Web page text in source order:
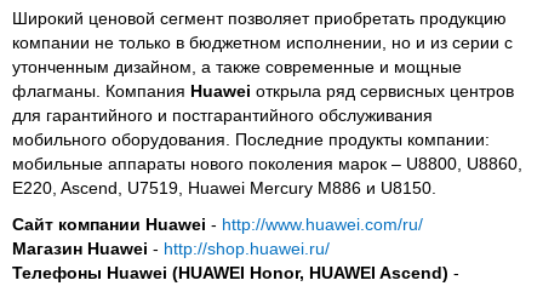
Широкий ценовой сегмент позволяет приобретать продукцию
компании не только в бюджетном исполнении, но и из серии с
утонченным дизайном, а также современные и мощные
флагманы. Компания Huawei открыла ряд сервисных центров
для гарантийного и постгарантийного обслуживания
мобильного оборудования. Последние продукты компании:
мобильные аппараты нового поколения марок – U8800, U8860,
E220, Ascend, U7519, Huawei Mercury M886 и U8150.
Сайт компании Huawei - http://www.huawei.com/ru/
Магазин Huawei - http://shop.huawei.ru/
Телефоны Huawei (HUAWEI Honor, HUAWEI Ascend) -